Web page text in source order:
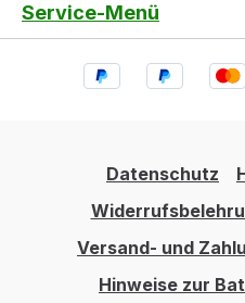
Service-Menü
Datenschutz
Versand- und
Hinweise zur